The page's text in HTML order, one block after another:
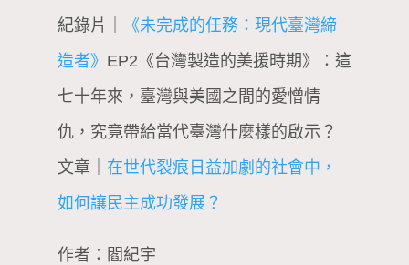
紀錄片｜
《未完成的任務：現代臺灣締
造者》 EP2《台灣製造的美援時期》：這
七十年來，臺灣與美國之間的愛憎情
仇，究竟帶給當代臺灣什麼樣的啟示？
文章｜ 在世代裂痕日益加劇的社會中，
如何讓民主成功發展？
作者：閻紀宇